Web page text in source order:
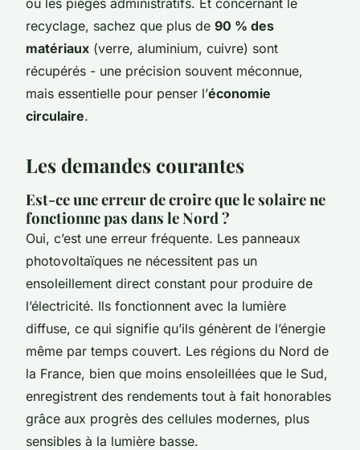
recyclage, sachez que plus de 90 % des
matériaux (verre, aluminium, cuivre) sont
récupérés - une précision souvent méconnue,
mais essentielle pour penser l’économie
circulaire.
Les demandes courantes
Est-ce une erreur de croire que le solaire ne
fonctionne pas dans le Nord ?
Oui, c’est une erreur fréquente. Les panneaux
photovoltaïques ne nécessitent pas un
ensoleillement direct constant pour produire de
l’électricité. Ils fonctionnent avec la lumière
diffuse, ce qui signifie qu’ils génèrent de l’énergie
même par temps couvert. Les régions du Nord de
la France, bien que moins ensoleillées que le Sud,
enregistrent des rendements tout à fait honorables
grâce aux progrès des cellules modernes, plus
sensibles à la lumière basse.